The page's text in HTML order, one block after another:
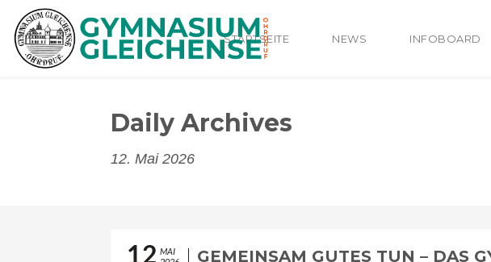
STARTSEITE NEWS INFOBOARD
Daily Archives
12. Mai 2026
12 MAI
GEMEINSAM GUTES TUN – DAS